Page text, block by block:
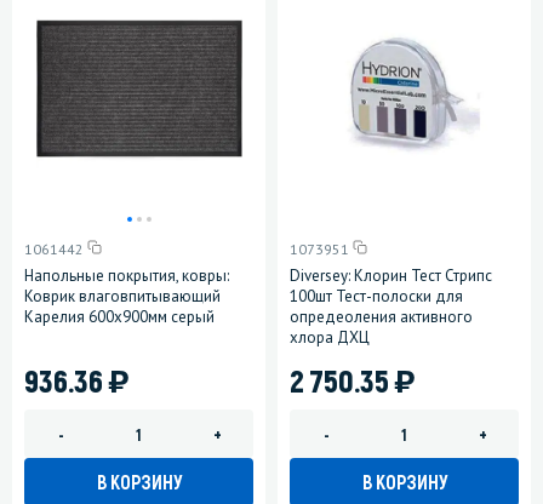
1061442
Напольные покрытия, ковры:
Коврик влаговпитывающий
Карелия 600х900мм серый
936.36)
- +
В КОРЗИНУ
1073951
Diversey: Клорин Тест Стрипс
100шт Тест-полоски для
опредеоления активного
хлора ДХЦ
2 750.35)
- +
В КОРЗИНУ